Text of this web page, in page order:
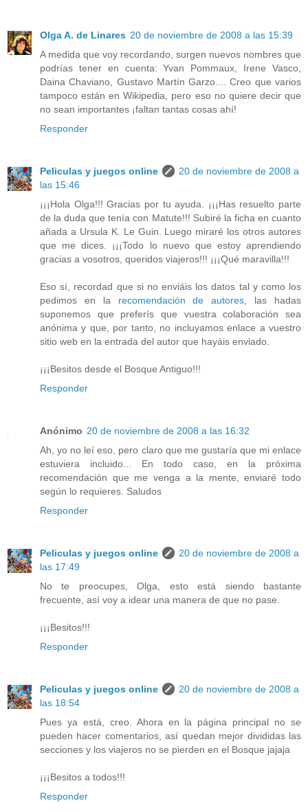
Olga A. de Linares 20 de noviembre de 2008 a las 15:39
A medida que voy recordando, surgen nuevos nombres que
podrías tener en cuenta: Yvan Pommaux, Irene Vasco,
Daina Chaviano, Gustavo Martín Garzo.... Creo que varios
tampoco están en Wikipedia, pero eso no quiere decir que
no sean importantes ¡faltan tantas cosas ahí!
Responder
Peliculas y juegos online
20 de noviembre de 2008 a
las 15:46
¡¡¡Hola Olga!!! Gracias por tu ayuda. ¡¡¡Has resuelto parte
de la duda que tenía con Matute!!! Subiré la ficha en cuanto
añada a Ursula K. Le Guin. Luego miraré los otros autores
que me dices. ¡¡¡Todo lo nuevo que estoy aprendiendo
gracias a vosotros, queridos viajeros!!! ¡¡¡Qué maravilla!!!
Eso sí, recordad que si no enviáis los datos tal y como los
pedimos en la recomendación de autores , las hadas
suponemos que preferís que vuestra colaboración sea
anónima y que, por tanto, no incluyamos enlace a vuestro
sitio web en la entrada del autor que hayáis enviado.
¡¡¡Besitos desde el Bosque Antiguo!!!
Responder
Anónimo 20 de noviembre de 2008 a las 16:32
Ah, yo no leí eso, pero claro que me gustaría que mi enlace
estuviera incluido... En todo caso, en la próxima
recomendación que me venga a la mente, enviaré todo
según lo requieres. Saludos
Responder
Peliculas y juegos online
20 de noviembre de 2008 a
las 17:49
No te preocupes, Olga, esto está siendo bastante
frecuente, así voy a idear una manera de que no pase.
¡¡¡Besitos!!!
Responder
Peliculas y juegos online
20 de noviembre de 2008 a
las 18:54
Pues ya está, creo. Ahora en la página principal no se
pueden hacer comentarios, así quedan mejor divididas las
secciones y los viajeros no se pierden en el Bosque jajaja
¡¡¡Besitos a todos!!!
Responder